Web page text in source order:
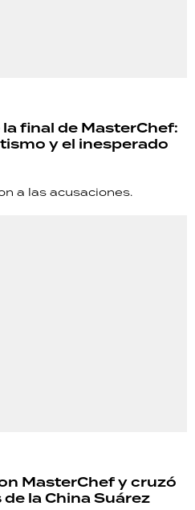
final de MasterChef:
y el inesperado
a las acusaciones.
MasterChef y cruzó
la China Suárez